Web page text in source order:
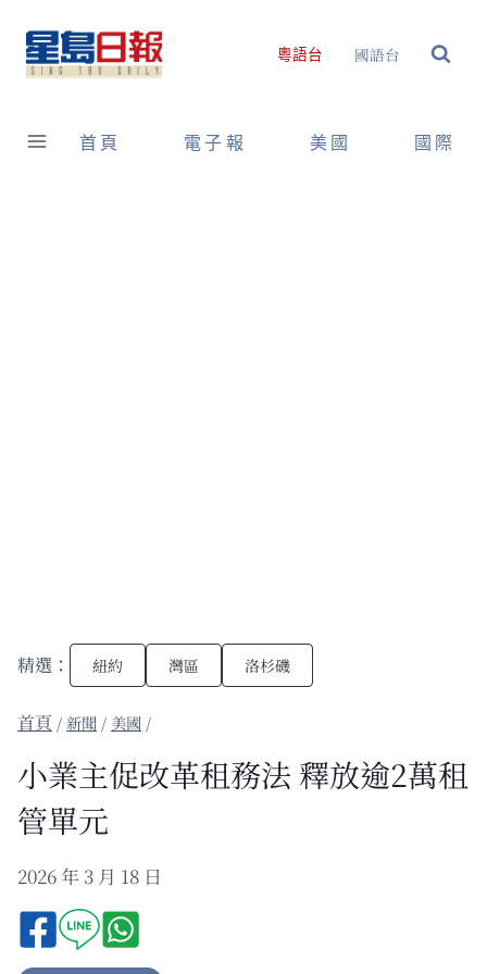
content
粵語台 國語台
首頁 電子報 美國 國際
精選： 紐約 灣區 洛杉磯
/新聞 / 美國 /
小業主促改革租務法 釋放逾2萬租
管單元
2026 年 3 月 18 日